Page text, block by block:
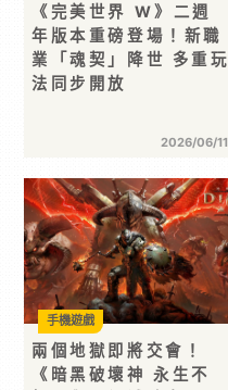
《完美世界 W》二週
年版本重磅登場！新職
業「魂契」降世 多重玩
法同步開放
2026/06/11
兩個地獄即將交會！
《暗黑破壞神 永生不
手機遊戲